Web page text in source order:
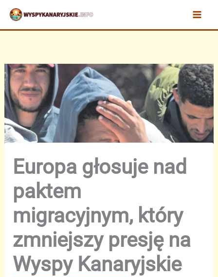
Przejdź
treści
Europa głosuje nad
paktem
migracyjnym, który
zmniejszy presję na
Wyspy Kanaryjskie